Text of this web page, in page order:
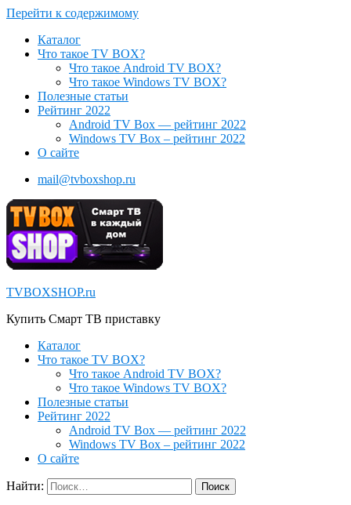
Перейти к содержимому
Каталог
Что такое TV BOX?
Что такое Android TV BOX?
Что такое Windows TV BOX?
Полезные статьи
Рейтинг 2022
Android TV Box — рейтинг 2022
Windows TV Box – рейтинг 2022
О сайте
mail@tvboxshop.ru
TVBOXSHOP.ru
Купить Смарт ТВ приставку
Каталог
Что такое TV BOX?
Что такое Android TV BOX?
Что такое Windows TV BOX?
Полезные статьи
Рейтинг 2022
Android TV Box — рейтинг 2022
Windows TV Box – рейтинг 2022
О сайте
Найти: